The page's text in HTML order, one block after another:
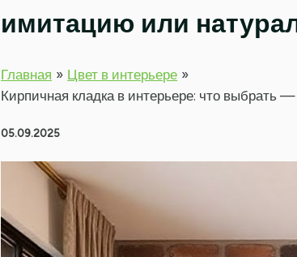
имитацию или
Главная
Цвет в интерьере
Кирпичная кладка в интерьере: что выбрать
05.09.2025